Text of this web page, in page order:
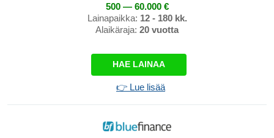
500 — 60.000 €
Lainapaikka: 12 - 180 kk.
Alaikäraja: 20 vuotta
HAE LAINAA
👉 Lue lisää